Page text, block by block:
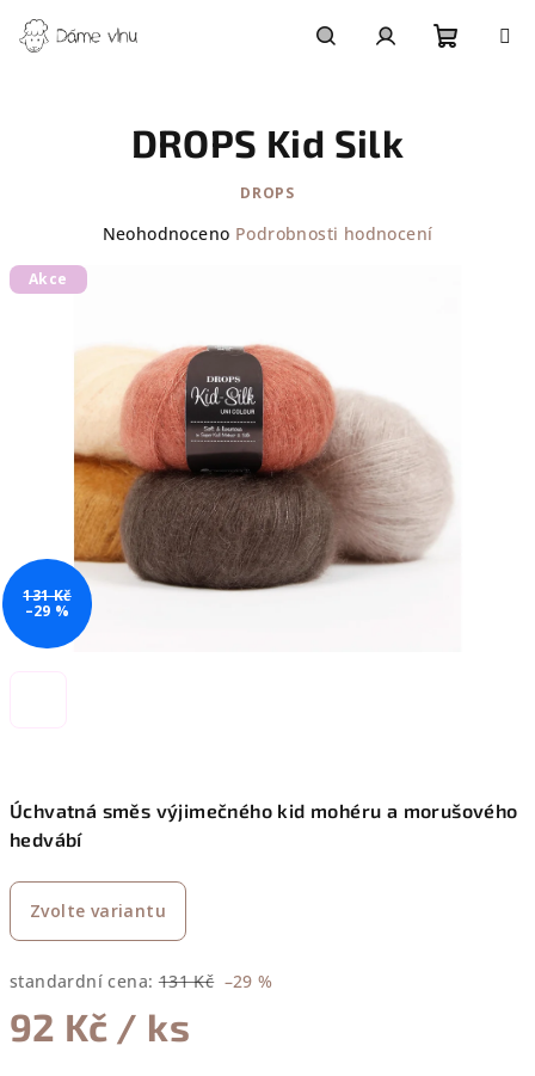
na
obsah
Úchvatná směs výjimečného kid mohéru a morušového
hedvábí
Zvolte variantu
standardní cena: 131 Kč –29 %
92 Kč / ks
DROPS Kid Silk
DROPS
Průměrné
z
hvězdiček.
Neohodnoceno Podrobnosti hodnocení
Akce
131 Kč
–29 %